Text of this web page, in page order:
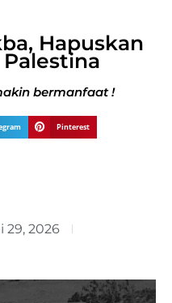
Hapuskan
bermanfaat !
Pinterest
29, 2026